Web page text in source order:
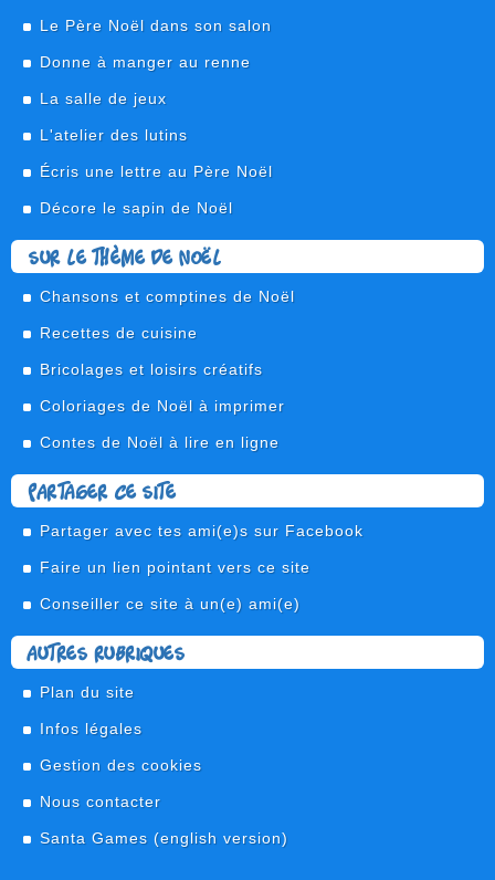
Le Père Noël dans son salon
Donne à manger au renne
La salle de jeux
L'atelier des lutins
Écris une lettre au Père Noël
Décore le sapin de Noël
Sur le thème de Noël
Chansons et comptines de Noël
Recettes de cuisine
Bricolages et loisirs créatifs
Coloriages de Noël à imprimer
Contes de Noël à lire en ligne
Partager ce site
Partager avec tes ami(e)s sur Facebook
Faire un lien pointant vers ce site
Conseiller ce site à un(e) ami(e)
Autres rubriques
Plan du site
Infos légales
Gestion des cookies
Nous contacter
Santa Games (english version)